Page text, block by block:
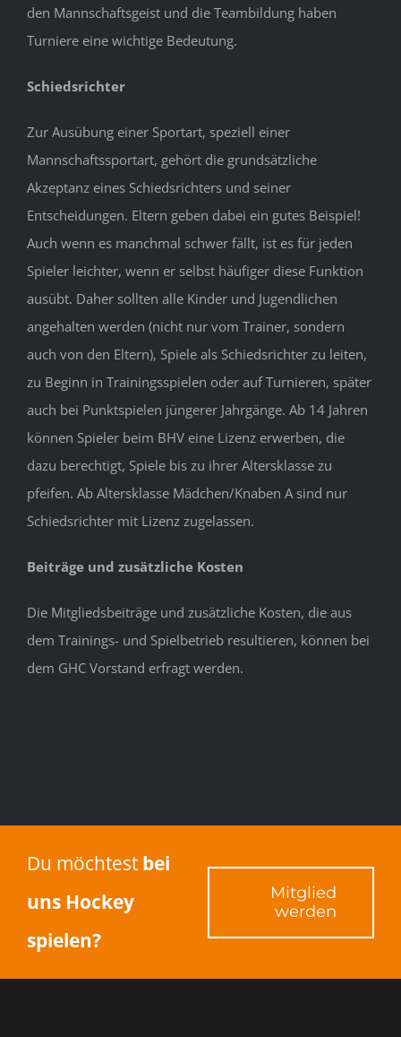
den Mannschaftsgeist und die Teambildung haben
Turniere eine wichtige Bedeutung.
Schiedsrichter
Zur Ausübung einer Sportart, speziell einer
Mannschaftssportart, gehört die grundsätzliche
Akzeptanz eines Schiedsrichters und seiner
Entscheidungen. Eltern geben dabei ein gutes Beispiel!
Auch wenn es manchmal schwer fällt, ist es für jeden
Spieler leichter, wenn er selbst häufiger diese Funktion
ausübt. Daher sollten alle Kinder und Jugendlichen
angehalten werden (nicht nur vom Trainer, sondern
auch von den Eltern), Spiele als Schiedsrichter zu leiten,
zu Beginn in Trainingsspielen oder auf Turnieren, später
auch bei Punktspielen jüngerer Jahrgänge. Ab 14 Jahren
können Spieler beim BHV eine Lizenz erwerben, die
dazu berechtigt, Spiele bis zu ihrer Altersklasse zu
pfeifen. Ab Altersklasse Mädchen/Knaben A sind nur
Schiedsrichter mit Lizenz zugelassen.
Beiträge und zusätzliche Kosten
Die Mitgliedsbeiträge und zusätzliche Kosten, die aus
dem Trainings- und Spielbetrieb resultieren, können bei
dem GHC Vorstand erfragt werden.
Du möchtest bei
uns Hockey
spielen?
Mitglied
werden